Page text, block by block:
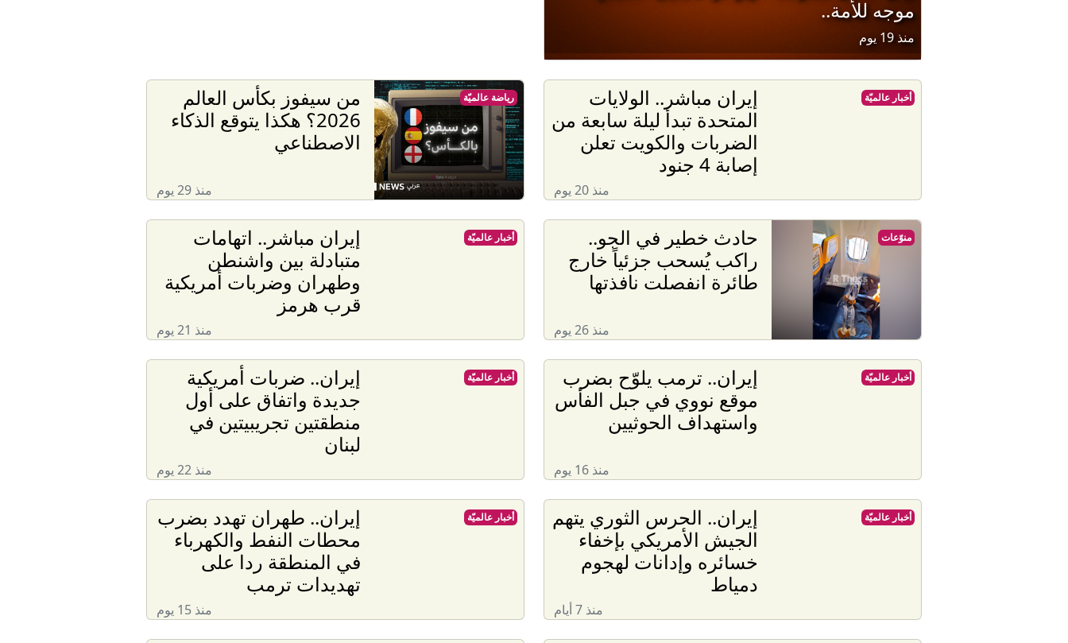
غارديان: أزمة سبتة تختبر رهان سانشيز على إسبانيا المستقلة
العراق أمام اختبار حصر السلاح.. هل ينجح الزيدي؟
مضيق هرمز بين التهدئة والتصعيد.. ماذا تريد إيران؟
الكوليرا في تشاد.. 13 وفاة والإصابات تقترب من 240
بتعليمات ملكية.. المغرب يباشر إجراءات إعادة القاصرين غير المرفوقين إلى أرض الوطن
موجه للأمة..
منذ 19 يوم
إيران مباشر.. الولايات
المتحدة تبدأ ليلة سابعة من
الضربات والكويت تعلن
إصابة 4 جنود
منذ 20 يوم
أخبار عالميّة
من سيفوز بكأس العالم
2026؟ هكذا يتوقع الذكاء
الاصطناعي
منذ 29 يوم
رياضة عالميّة
حادث خطير في الجو..
راكب يُسحب جزئياً خارج
طائرة انفصلت نافذتها
منذ 26 يوم
منوّعات
إيران مباشر.. اتهامات
متبادلة بين واشنطن
وطهران وضربات أمريكية
قرب هرمز
منذ 21 يوم
أخبار عالميّة
إيران.. ترمب يلوّح بضرب
موقع نووي في جبل الفأس
واستهداف الحوثيين
منذ 16 يوم
أخبار عالميّة
إيران.. ضربات أمريكية
جديدة واتفاق على أول
منطقتين تجريبيتين في
لبنان
منذ 22 يوم
أخبار عالميّة
إيران.. الحرس الثوري يتهم
الجيش الأمريكي بإخفاء
خسائره وإدانات لهجوم
دمياط
منذ 7 أيام
أخبار عالميّة
إيران.. طهران تهدد بضرب
محطات النفط والكهرباء
في المنطقة ردا على
تهديدات ترمب
منذ 15 يوم
أخبار عالميّة